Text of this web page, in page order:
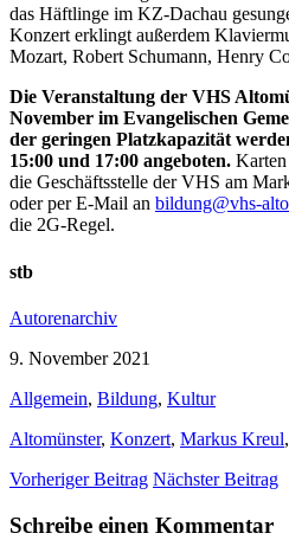
das Häftlinge im KZ-Dachau
Konzert erklingt außerdem
Mozart, Robert Schumann, Henry
Die Veranstaltung der VHS
November im Evangelischen
der geringen Platzkapazität
15:00 und 17:00 angeboten.
die Geschäftsstelle der VHS am
oder per E-Mail an bildung@vhs-
die 2G-Regel.
stb
Autorenarchiv
9. November 2021
Allgemein, Bildung, Kultur
Altomünster, Konzert, Markus Kreul,
Vorheriger Beitrag Nächster Beitrag
Schreibe einen Kommentar